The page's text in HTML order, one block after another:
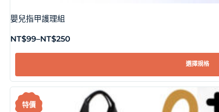
嬰兒指甲護理組
NT$99–NT$250
選擇規格
特價